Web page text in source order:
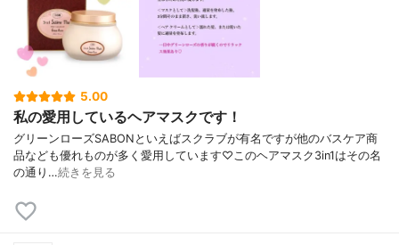
5.00
私の愛用しているヘアマスクです！
グリーンローズSABONといえばスクラブが有名ですが他のバスケア商
品なども優れものが多く愛用しています♡このヘアマスク3in1はその名
の通り…続きを見る